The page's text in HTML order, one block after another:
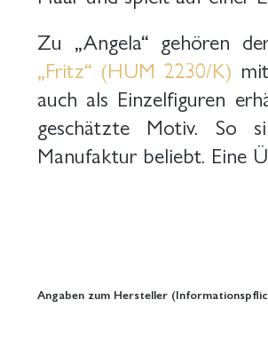
Zu „Angela“ gehören
„Fritz“ (HUM 2230/K)
auch als Einzelfiguren
geschätzte Motiv. So
Manufaktur beliebt. Eine
Angaben zum Hersteller